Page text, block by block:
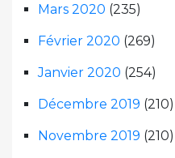
Mars 2020 (235)
Février 2020 (269)
Janvier 2020 (254)
Décembre 2019 (210)
Novembre 2019 (210)